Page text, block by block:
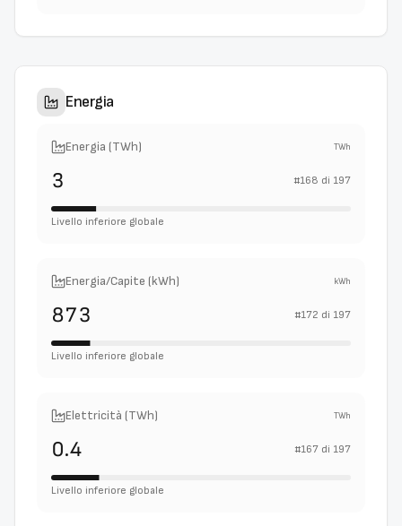
Energia
Energia (TWh) TWh
3 #168 di 197
Livello inferiore globale
Energia/Capite (kWh) kWh
873 #172 di 197
Livello inferiore globale
Elettricità (TWh) TWh
0.4 #167 di 197
Livello inferiore globale